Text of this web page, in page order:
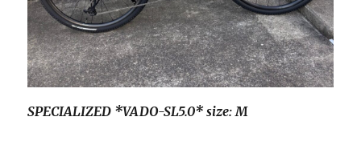
SPECIALIZED *VADO-SL5.0* size: M